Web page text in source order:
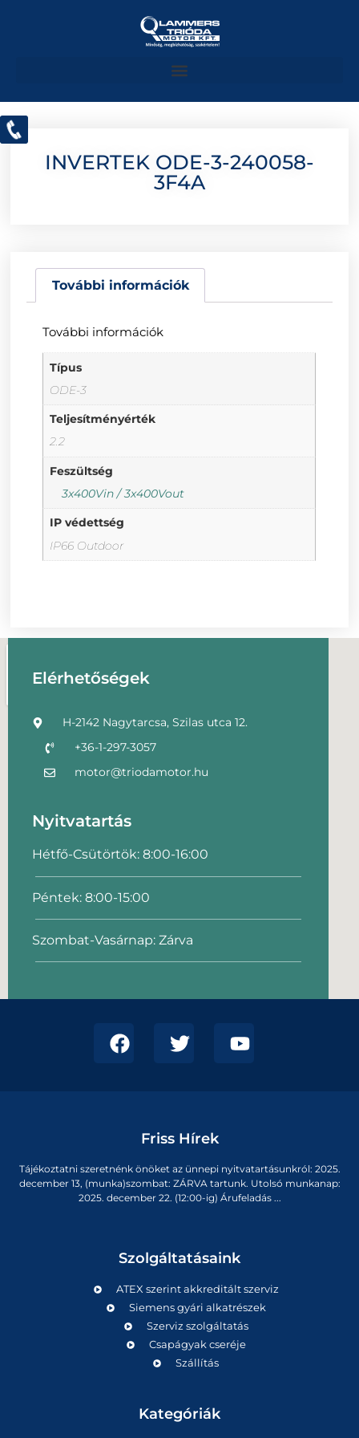
INVERTEK ODE-3-240058-
3F4A
További információk
További információk
Típus
ODE-3
Teljesítményérték
2.2
Feszültség
3x400Vin / 3x400Vout
IP védettség
IP66 Outdoor
Elérhetőségek
H-2142 Nagytarcsa, Szilas utca 12.
+36-1-297-3057
motor@triodamotor.hu
Nyitvatartás
Hétfő-Csütörtök: 8:00-16:00
Péntek: 8:00-15:00
Szombat-Vasárnap: Zárva
Friss Hírek
Tájékoztatni szeretnénk önöket az ünnepi nyitvatartásunkról: 2025.
december 13, (munka)szombat: ZÁRVA tartunk. Utolsó munkanap:
2025. december 22. (12:00-ig) Árufeladás ...
Szolgáltatásaink
ATEX szerint akkreditált szerviz
Siemens gyári alkatrészek
Szerviz szolgáltatás
Csapágyak cseréje
Szállítás
Kategóriák